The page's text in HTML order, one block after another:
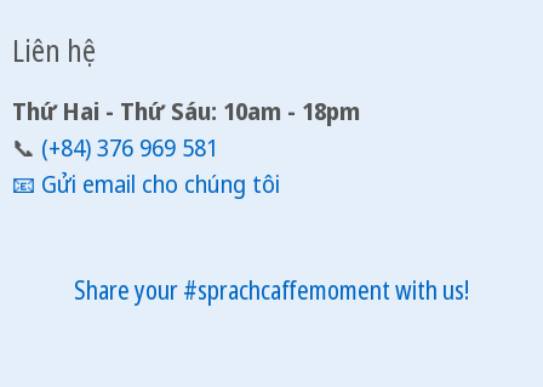
Liên hệ
Thứ Hai - Thứ Sáu: 10am - 18pm
📞 (+84) 376 969 581
📧 Gửi email cho chúng tôi
Share your #sprachcaffemoment with us!